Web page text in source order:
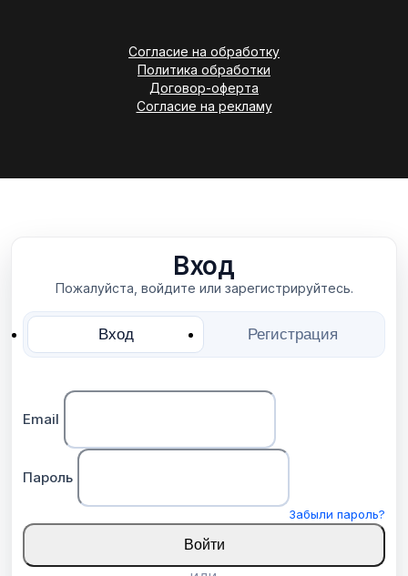
Согласие на обработку
Политика обработки
Договор-оферта
Согласие на рекламу
Вход
Пожалуйста, войдите или зарегистрируйтесь.
Вход Регистрация
Email
Пароль
Забыли пароль?
Войти